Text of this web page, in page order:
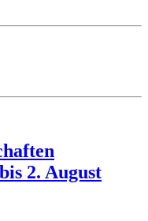
2. August